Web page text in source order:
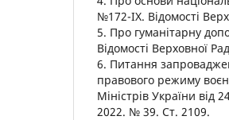
№172-ІХ. Відомості
5. Про гуманітарну
Відомості Верховної
6. Питання
правового режиму
Міністрів України від
2022. № 39. Ст. 2109.